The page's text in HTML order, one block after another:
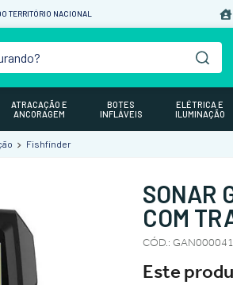
TERRITÓRIO NACIONAL
ATRACAÇÃO E
ANCORAGEM
BOTES
INFLÁVEIS
ELÉTRICA E
ILUMINAÇÃO
Fishfinder
SONAR
COM
CÓD.:
Este